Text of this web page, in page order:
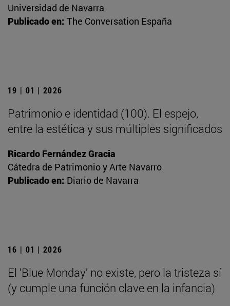
Universidad de Navarra
Publicado en: The Conversation España
19 | 01 | 2026
Patrimonio e identidad (100). El espejo,
entre la estética y sus múltiples significados
Ricardo Fernández Gracia
Cátedra de Patrimonio y Arte Navarro
Publicado en: Diario de Navarra
16 | 01 | 2026
El ‘Blue Monday’ no existe, pero la tristeza sí
(y cumple una función clave en la infancia)